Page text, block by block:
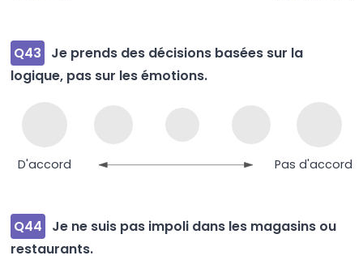
Q43
Je prends des décisions basées sur la
logique, pas sur les émotions.
D'accord Pas d'accord
Q44
Je ne suis pas impoli dans les magasins ou
restaurants.